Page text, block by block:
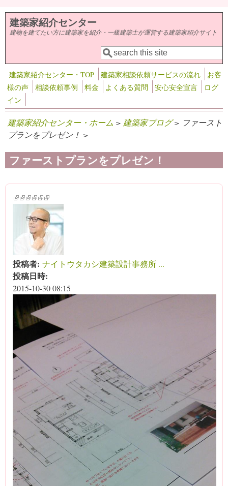
メインコンテンツに移動
建築家紹介センター
建物を建てたい方に建築家を紹介・一級建築士が運営する建築家紹介サイト
検索フォーム
検索
建築家紹介センター・TOP 建築家相談依頼サービスの流れ
お客
様の声
相談依頼事例 料金 よくある質問 安心安全宣言
ログ
イン
建築家紹介センター・ホーム > 建築家ブログ> ファースト
プランをプレゼン！ >
ファーストプランをプレゼン！
(link is external)
(link is external)
(link is external)
(link is external)
(link is external)
(link is external)
投稿者: ナイトウタカシ建築設計事務所 ...
投稿日時:
2015-10-30 08:15